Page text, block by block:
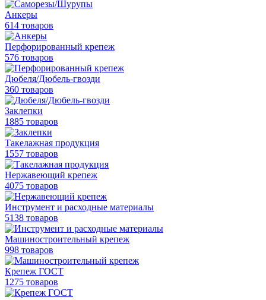
Анкеры
614 товаров
Перфорированный крепеж
576 товаров
Дюбеля/Дюбель-гвозди
360 товаров
Заклепки
1885 товаров
Такелажная продукция
1557 товаров
Нержавеющий крепеж
4075 товаров
Инструмент и расходные материалы
5138 товаров
Машиностроительный крепеж
998 товаров
Крепеж ГОСТ
1275 товаров